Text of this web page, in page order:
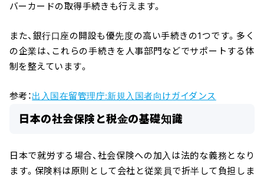
バーカードの取得手続きも行えます。
また、銀行口座の開設も優先度の高い手続きの1つです。多く
の企業は、これらの手続きを人事部門などでサポートする体
制を整えています。
参考：出入国在留管理庁:新規入国者向けガイダンス
日本の社会保険と税金の基礎知識
日本で就労する場合、社会保険への加入は法的な義務となり
ます。保険料は原則として会社と従業員で折半して負担しま